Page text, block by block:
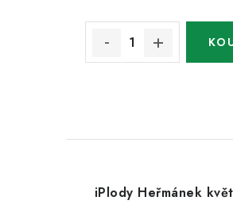
iPlody Heřmánek